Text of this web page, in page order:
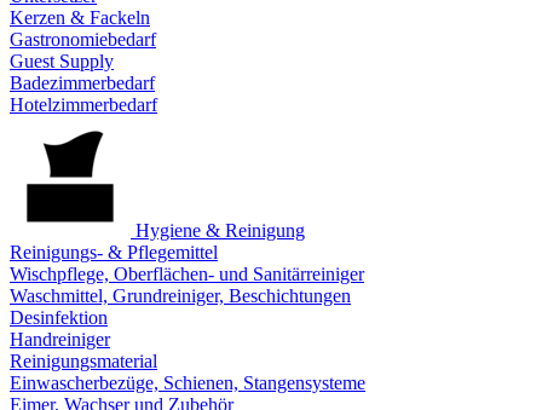
Kerzen & Fackeln
Gastronomiebedarf
Guest Supply
Badezimmerbedarf
Hotelzimmerbedarf
Hygiene & Reinigung
Reinigungs- & Pflegemittel
Wischpflege, Oberflächen- und Sanitärreiniger
Waschmittel, Grundreiniger, Beschichtungen
Desinfektion
Handreiniger
Reinigungsmaterial
Einwascherbezüge, Schienen, Stangensysteme
Eimer, Wachser und Zubehör